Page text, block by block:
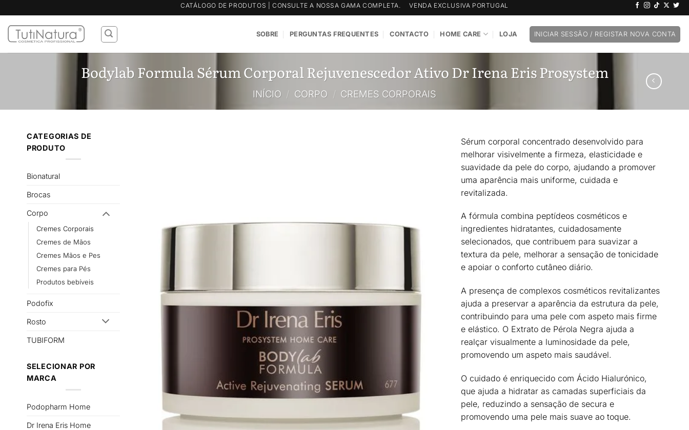
to
content
CATÁLOGO DE PRODUTOS | CONSULTE A NOSSA GAMA COMPLETA. VENDA EXCLUSIVA PORTUGAL
SOBRE PERGUNTAS FREQUENTES CONTACTO HOME CARE LOJA INICIAR SESSÃO / REGISTAR NOVA CONTA
Bodylab Formula Sérum Corporal Rejuvenescedor Ativo Dr Irena Eris Prosystem
INÍCIO / CORPO / CREMES CORPORAIS
CATEGORIAS DE
PRODUTO
Bionatural
Brocas
Corpo
Cremes Corporais
Cremes de Mãos
Cremes Mãos e Pes
Cremes para Pés
Produtos bebíveis
Podofix
Rosto
TUBIFORM
SELECIONAR POR
MARCA
Podopharm Home
Dr Irena Eris Home
Sérum corporal concentrado desenvolvido para
melhorar visivelmente a firmeza, elasticidade e
suavidade da pele do corpo, ajudando a promover
uma aparência mais uniforme, cuidada e
revitalizada.
A fórmula combina peptídeos cosméticos e
ingredientes hidratantes, cuidadosamente
selecionados, que contribuem para suavizar a
textura da pele, melhorar a sensação de tonicidade
e apoiar o conforto cutâneo diário.
A presença de complexos cosméticos revitalizantes
ajuda a preservar a aparência da estrutura da pele,
contribuindo para uma pele com aspeto mais firme
e elástico. O Extrato de Pérola Negra ajuda a
realçar visualmente a luminosidade da pele,
promovendo um aspeto mais saudável.
O cuidado é enriquecido com Ácido Hialurónico,
que ajuda a hidratar as camadas superficiais da
pele, reduzindo a sensação de secura e
promovendo uma pele mais suave ao toque.